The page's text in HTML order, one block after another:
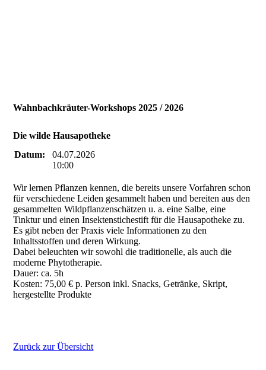
Wahnbachkräuter-Workshops 2025 / 2026
Die wilde Hausapotheke
Datum:
04.07.2026
10:00
Wir lernen Pflanzen kennen, die bereits unsere Vorfahren schon
für verschiedene Leiden gesammelt haben und bereiten aus den
gesammelten Wildpflanzenschätzen u. a. eine Salbe, eine
Tinktur und einen Insektenstichestift für die Hausapotheke zu.
Es gibt neben der Praxis viele Informationen zu den
Inhaltsstoffen und deren Wirkung.
Dabei beleuchten wir sowohl die traditionelle, als auch die
moderne Phytotherapie.
Dauer: ca. 5h
Kosten: 75,00 € p. Person inkl. Snacks, Getränke, Skript,
hergestellte Produkte
Zurück zur Übersicht